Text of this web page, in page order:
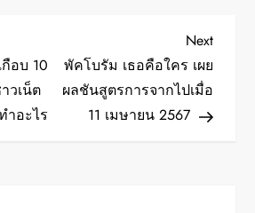
อบ 10
วเน็ต
ำอะไร
Next
Post
Next
พัคโบรัม เธอคือใคร เผย
ผลชันสูตรการจากไปเมื่อ
11 เมษายน 2567